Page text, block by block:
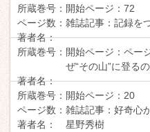
所蔵巻号： 開始ページ： 72
ページ数： 雑誌記事： 記録を
著者名：
所蔵巻号： 開始ページ： ペー
ぜ“その山”に登る
著者名：
所蔵巻号： 開始ページ： 20
ページ数： 雑誌記事： 好奇心
著者名：
星野秀樹